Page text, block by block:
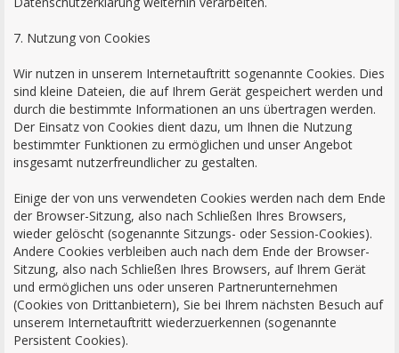
7. Nutzung von Cookies
Wir nutzen in unserem Internetauftritt sogenannte Cookies. Dies
sind kleine Dateien, die auf Ihrem Gerät gespeichert werden und
durch die bestimmte Informationen an uns übertragen werden.
Der Einsatz von Cookies dient dazu, um Ihnen die Nutzung
bestimmter Funktionen zu ermöglichen und unser Angebot
insgesamt nutzerfreundlicher zu gestalten.
Einige der von uns verwendeten Cookies werden nach dem Ende
der Browser-Sitzung, also nach Schließen Ihres Browsers,
wieder gelöscht (sogenannte Sitzungs- oder Session-Cookies).
Andere Cookies verbleiben auch nach dem Ende der Browser-
Sitzung, also nach Schließen Ihres Browsers, auf Ihrem Gerät
und ermöglichen uns oder unseren Partnerunternehmen
(Cookies von Drittanbietern), Sie bei Ihrem nächsten Besuch auf
unserem Internetauftritt wiederzuerkennen (sogenannte
Persistent Cookies).